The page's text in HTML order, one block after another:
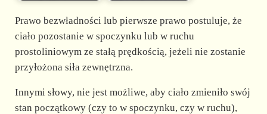
Prawo bezwładności lub pierwsze prawo postuluje, że
ciało pozostanie w spoczynku lub w ruchu
prostoliniowym ze stałą prędkością, jeżeli nie zostanie
przyłożona siła zewnętrzna.
Innymi słowy, nie jest możliwe, aby ciało zmieniło swój
stan początkowy (czy to w spoczynku, czy w ruchu),